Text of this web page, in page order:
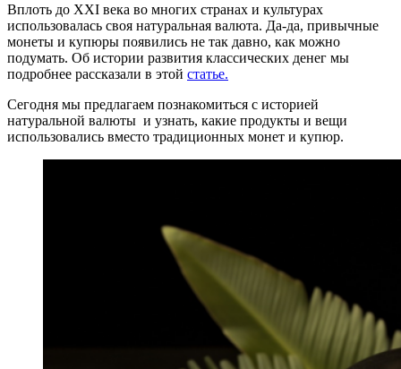
Вплоть до ХХI века во многих странах и культурах
использовалась своя натуральная валюта. Да-да, привычные
монеты и купюры появились не так давно, как можно
подумать. Об истории развития классических денег мы
подробнее рассказали в этой статье.
Сегодня мы предлагаем познакомиться с историей
натуральной валюты и узнать, какие продукты и вещи
использовались вместо традиционных монет и купюр.